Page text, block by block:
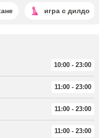
игра с дилдо
10:00 - 23:00
11:00 - 23:00
11:00 - 23:00
11:00 - 23:00